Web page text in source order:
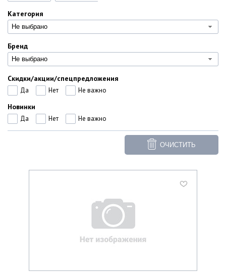
Категория
Не выбрано
Бренд
Не выбрано
Скидки/акции/спецпредложения
Да Нет Не важно
Новинки
Да Нет Не важно
ОЧИСТИТЬ